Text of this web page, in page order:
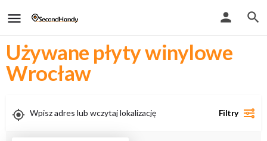
Używane płyty winylowe
Wrocław
Filtry